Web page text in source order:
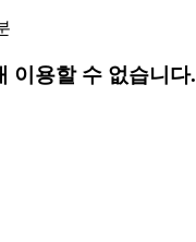
이용할 수 없습니다.